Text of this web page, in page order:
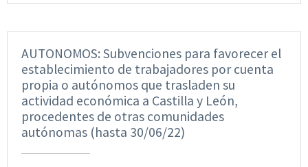
AUTONOMOS: Subvenciones para favorecer el
establecimiento de trabajadores por cuenta
propia o autónomos que trasladen su
actividad económica a Castilla y León,
procedentes de otras comunidades
autónomas (hasta 30/06/22)